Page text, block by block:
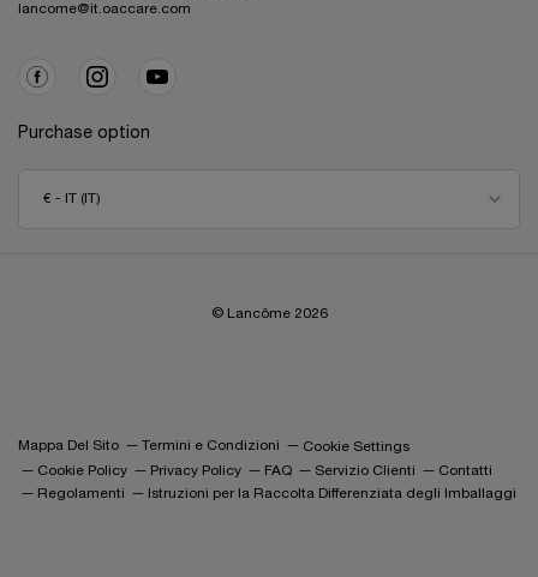
lancome@it.oaccare.com
Purchase option
€ - IT (IT)
© Lancôme 2026
Mappa Del Sito Termini e Condizioni
Cookie Settings
Cookie Policy
Privacy Policy FAQ Servizio Clienti
Contatti
Regolamenti
Istruzioni per la Raccolta Differenziata degli Imballaggi